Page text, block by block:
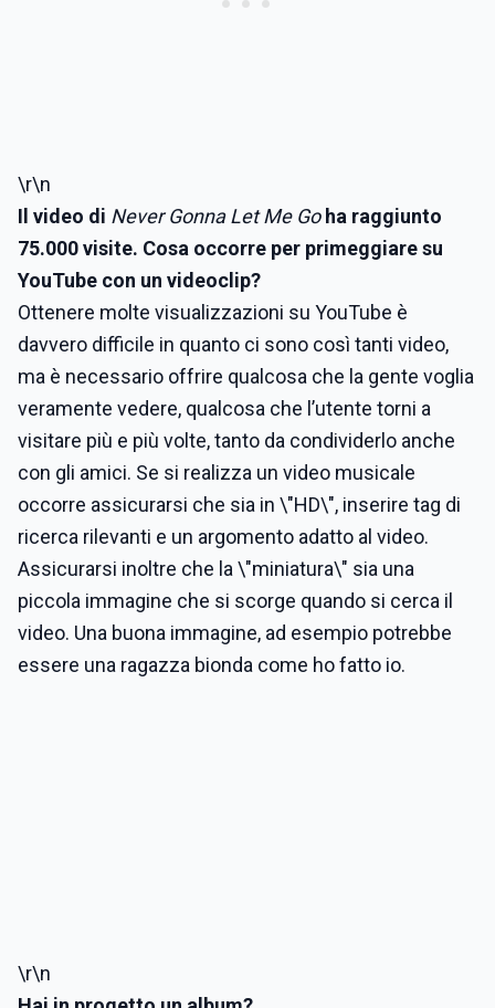
\r\n
Il video di Never Gonna Let Me Goha raggiunto
75.000 visite. Cosa occorre per primeggiare su
YouTube con un videoclip?
Ottenere molte visualizzazioni su YouTube è
davvero difficile in quanto ci sono così tanti video,
ma è necessario offrire qualcosa che la gente voglia
veramente vedere, qualcosa che l’utente torni a
visitare più e più volte, tanto da condividerlo anche
con gli amici. Se si realizza un video musicale
occorre assicurarsi che sia in \"HD\", inserire tag di
ricerca rilevanti e un argomento adatto al video.
Assicurarsi inoltre che la \"miniatura\" sia una
piccola immagine che si scorge quando si cerca il
video. Una buona immagine, ad esempio potrebbe
essere una ragazza bionda come ho fatto io.
\r\n